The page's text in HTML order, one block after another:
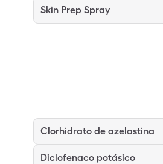
Skin Prep Spray
Clorhidrato de azelastina
Diclofenaco potásico